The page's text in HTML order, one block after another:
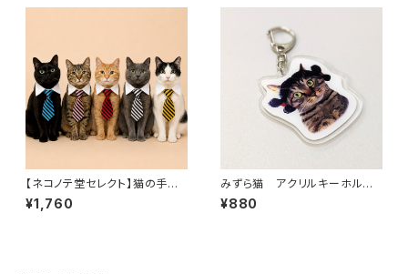
【ネコノテ堂セレクト】猫の手も
借りたい！？猫用ビジネスネクタ
イ | ネクタイ ペット用品 ペット
¥1,760
みずら猫 アクリルキーホルダ
ー
¥880